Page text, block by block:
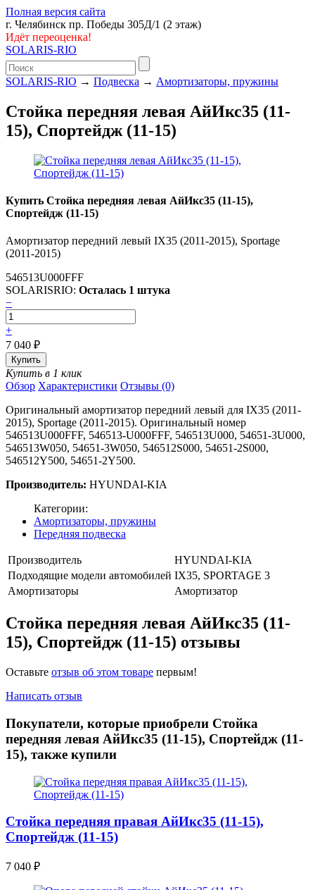
Полная версия сайта
г. Челябинск пр. Победы 305Д/1 (2 этаж)
Идёт переоценка!
SOLARIS-RIO
SOLARIS-RIO → Подвеска → Амортизаторы, пружины
Стойка передняя левая АйИкс35 (11-
15), Спортейдж (11-15)
Купить Стойка передняя левая АйИкс35 (11-15),
Спортейдж (11-15)
Амортизатор передний левый IX35 (2011-2015), Sportage
(2011-2015)
546513U000FFF
SOLARISRIO: Осталась 1 штука
−
+
7 040 ₽
Купить в 1 клик
Обзор Характеристики Отзывы (0)
Оригинальный амортизатор передний левый для IX35 (2011-
2015), Sportage (2011-2015). Оригинальный номер
546513U000FFF, 546513-U000FFF, 546513U000, 54651-3U000,
546513W050, 54651-3W050, 546512S000, 54651-2S000,
546512Y500, 54651-2Y500.
Производитель: HYUNDAI-KIA
Категории:
Амортизаторы, пружины
Передняя подвеска
Производитель
HYUNDAI-KIA
Подходящие модели автомобилей IX35, SPORTAGE 3
Амортизаторы
Амортизатор
Стойка передняя левая АйИкс35 (11-
15), Спортейдж (11-15) отзывы
Оставьте отзыв об этом товаре первым!
Написать отзыв
Покупатели, которые приобрели Стойка
передняя левая АйИкс35 (11-15), Спортейдж (11-
15), также купили
Стойка передняя правая АйИкс35 (11-15),
Спортейдж (11-15)
7 040 ₽